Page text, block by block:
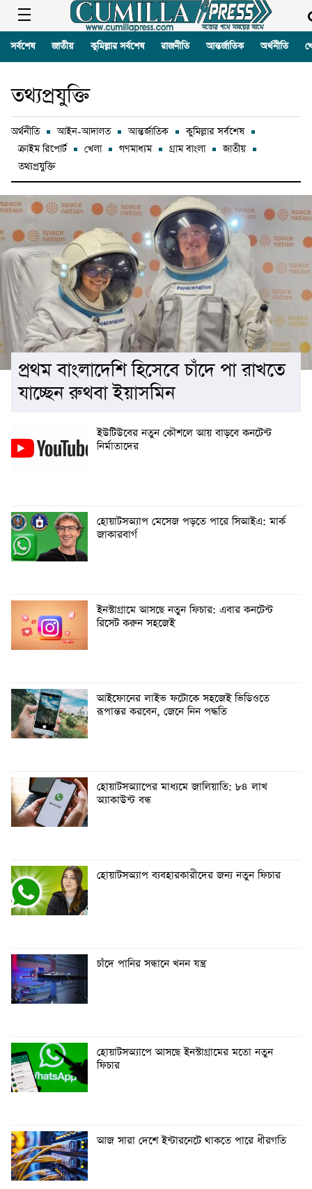
সর্বশেষ জাতীয় কুমিল্লার সর্বশেষ রাজনীতি আন্তর্জাতিক অর্থনীতি
তথ্যপ্রযুক্তি
অর্থনীতি আইন-আদালত আন্তর্জাতিক
কুমিল্লার সর্বশেষ
ক্রাইম রিপোর্ট
খেলা গণমাধ্যম গ্রাম বাংলা
জাতীয়
তথ্যপ্রযুক্তি
প্রথম বাংলাদেশি হিসেবে চাঁদে পা রাখতে
যাচ্ছেন রুথবা ইয়াসমিন
ইউটিউবের নতুন কৌশলে আয় বাড়বে কনটেন্ট
নির্মাতাদের
হোয়াটসঅ্যাপ মেসেজ পড়তে পারে সিআইএ: মার্ক
জাকারবার্গ
ইনস্টাগ্রামে আসছে নতুন ফিচার: এবার কনটেন্ট
রিসেট করুন সহজেই
আইফোনের লাইভ ফটোকে সহজেই ভিডিওতে
রূপান্তর করবেন, জেনে নিন পদ্ধতি
হোয়াটসঅ্যাপের মাধ্যমে জালিয়াতি: ৮৪ লাখ
অ্যাকাউন্ট বন্ধ
হোয়াটসঅ্যাপ ব্যবহারকারীদের জন্য নতুন ফিচার
চাঁদে পানির সন্ধানে খনন যন্ত্র
হোয়াটসঅ্যাপে আসছে ইনস্টাগ্রামের মতো নতুন
ফিচার
আজ সারা দেশে ইন্টারনেটে থাকতে পারে ধীরগতি